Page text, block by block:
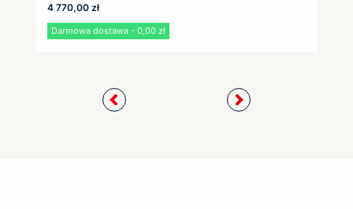
4 770,00 zł
Darmowa dostawa - 0,00 zł